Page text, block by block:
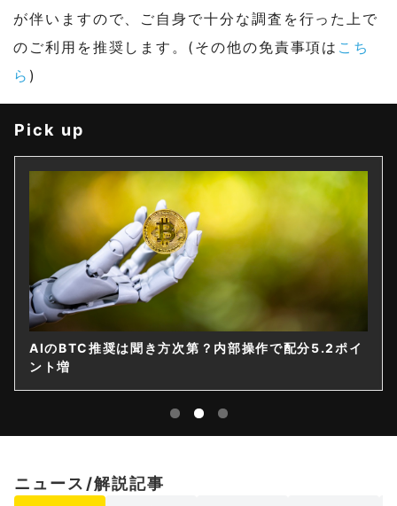
が伴いますので、ご自身で十分な調査を行った上で
のご利用を推奨します。(その他の免責事項は こち
ら )
Pick up
「監査済み」は安全の証明か？仮想通貨損失の5割が
人的要因
ニュース/解説記事